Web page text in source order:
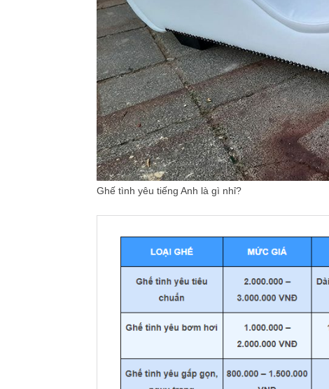
Ghế tình yêu tiếng Anh là gì nhỉ?